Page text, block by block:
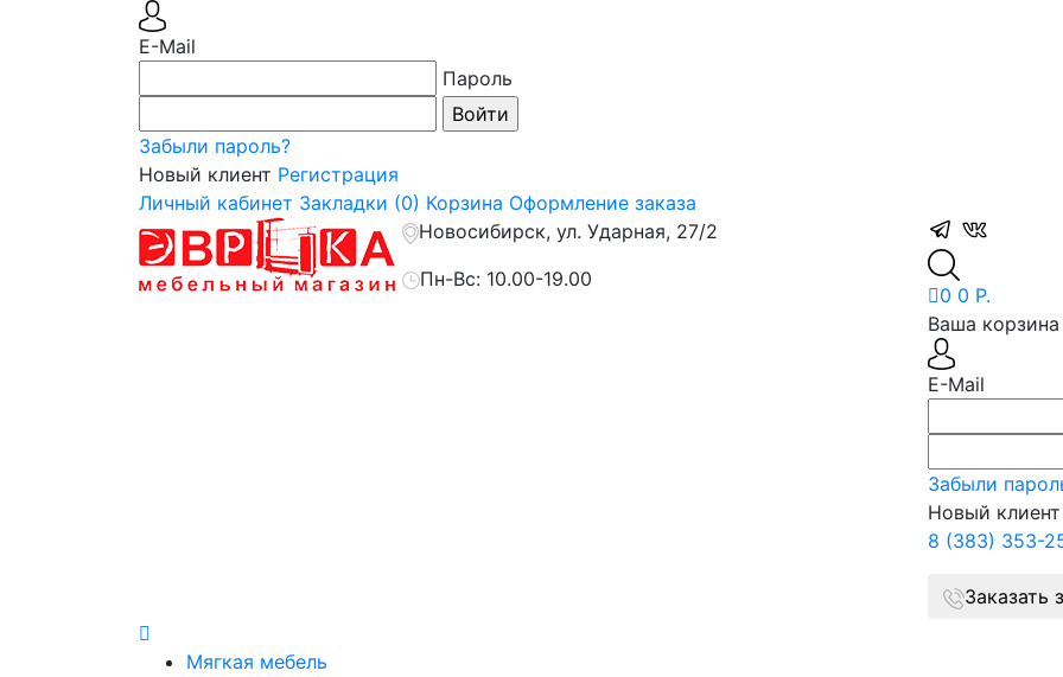
E-Mail
Пароль
Забыли пароль?
Новый клиент Регистрация
Личный кабинет Закладки (0) Корзина Оформление заказа
Новосибирск, ул. Ударная, 27/2
Пн-Вс: 10.00-19.00
0 0 Р.
Ваша корзина
E-Mail
Забыли
Новый клиент
8 (383) 353-
Заказать
Мягкая мебель